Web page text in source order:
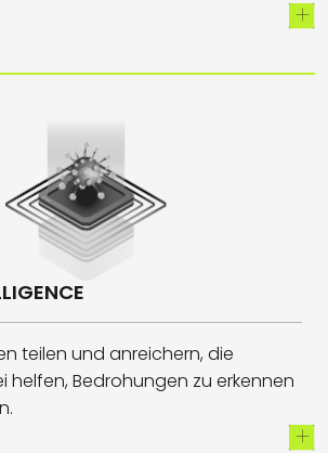
teilen und anreichern, die
helfen, Bedrohungen zu erkennen